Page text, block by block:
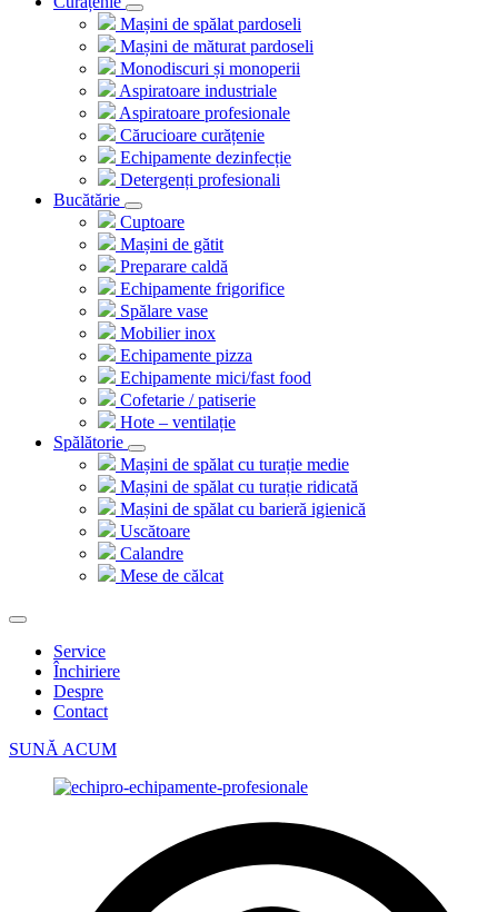
Mașini de spălat pardoseli
Mașini de măturat pardoseli
Monodiscuri și monoperii
Aspiratoare industriale
Aspiratoare profesionale
Cărucioare curățenie
Echipamente dezinfecție
Detergenți profesionali
Bucătărie
Cuptoare
Mașini de gătit
Preparare caldă
Echipamente frigorifice
Spălare vase
Mobilier inox
Echipamente pizza
Echipamente mici/fast food
Cofetarie / patiserie
Hote – ventilație
Spălătorie
Mașini de spălat cu turație medie
Mașini de spălat cu turație ridicată
Mașini de spălat cu barieră igienică
Uscătoare
Calandre
Mese de călcat
Service
Închiriere
Despre
Contact
SUNĂ ACUM